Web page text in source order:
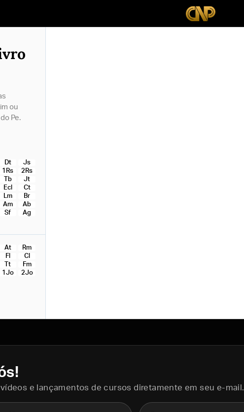
ou
Pe.
Dt
Js
1Rs
2Rs
Tb
Jt
Ecl
Ct
Lm
Br
Am
Ab
Sf
Ag
At
Rm
Fl
Cl
Tt
Fm
1Jo
2Jo
e lançamentos de cursos diretamente em seu e-mail.
E-mail